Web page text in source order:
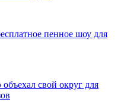
пенное шоу для
свой округ для